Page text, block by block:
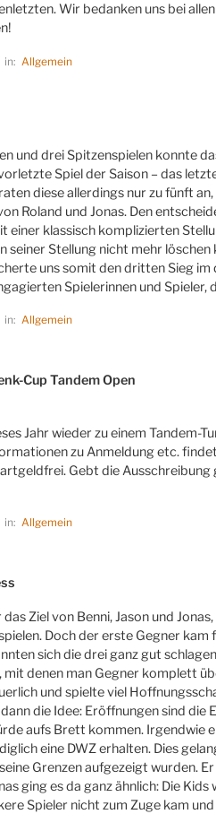
Wir bedanken uns bei
Allgemein
und drei Spitzenspielen konnte
Spiel der Saison – das
diese allerdings nur zu fünft
Roland und Jonas. Den
einer klassisch komplizierten
seiner Stellung nicht mehr
uns somit den dritten Sieg
Spielerinnen und
Allgemein
Cup Tandem Open
Jahr wieder zu einem
zu Anmeldung etc.
Gebt die Ausschreibung
Allgemein
Ziel von Benni, Jason und
Doch der erste Gegner
sich die drei ganz gut
mit denen man Gegner komplett
und spielte viel
die Idee: Eröffnungen sind
aufs Brett kommen. Irgendwie
eine DWZ erhalten. Dies
Grenzen aufgezeigt wurden.
ging es da ganz ähnlich: Die
Spieler nicht zum Zuge kam